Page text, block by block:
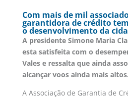
Com mais de mil
garantidora de crédito
o desenvolvimento da
A presidente Simone Maria
esta satisfeita com o
Vales e ressalta que ainda
alcançar voos ainda mais altos.
A Associação de Garantia de